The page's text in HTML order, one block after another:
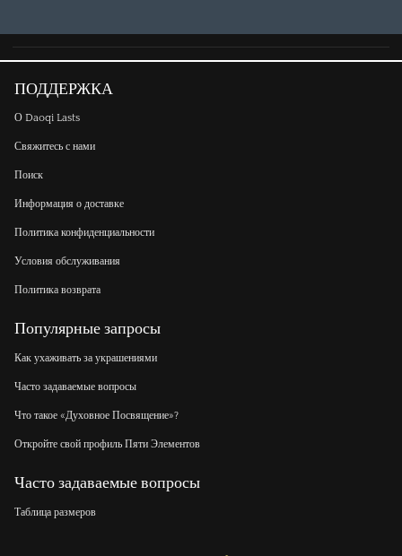
ПОДДЕРЖКА
О Daoqi Lasts
Свяжитесь с нами
Поиск
Информация о доставке
Политика конфиденциальности
Условия обслуживания
Политика возврата
Популярные запросы
Как ухаживать за украшениями
Часто задаваемые вопросы
Что такое «Духовное Посвящение»?
Откройте свой профиль Пяти Элементов
Часто задаваемые вопросы
Таблица размеров